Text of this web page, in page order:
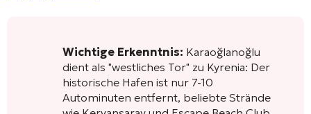
Wichtige Erkenntnis: Karaoğlanoğlu
dient als "westliches Tor" zu Kyrenia: Der
historische Hafen ist nur 7-10
Autominuten entfernt, beliebte Strände